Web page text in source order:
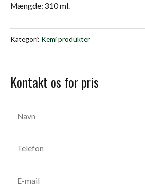
Mængde: 310 ml.
Kategori: Kemi produkter
Kontakt os for pris